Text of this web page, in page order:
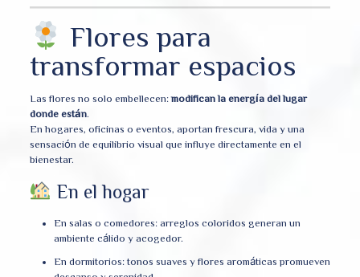
Flores para
transformar espacios
Las flores no solo embellecen:modifican la energía del lugar
donde están.
En hogares, oficinas o eventos, aportan frescura, vida y una
sensación de equilibrio visual que influye directamente en el
bienestar.
En el hogar
En salas o comedores: arreglos coloridos generan un
ambiente cálido y acogedor.
En dormitorios: tonos suaves y flores aromáticas promueven